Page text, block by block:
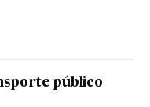
público